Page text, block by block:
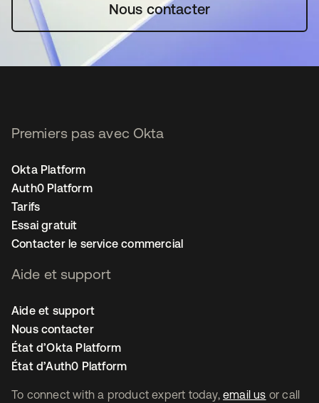
Nous contacter
To connect with a product expert today, email us or call
Premiers pas avec Okta
Okta Platform
Auth0 Platform
Tarifs
Essai gratuit
Contacter le service commercial
Aide et support
Aide et support
Nous contacter
État d’Okta Platform
État d’Auth0 Platform